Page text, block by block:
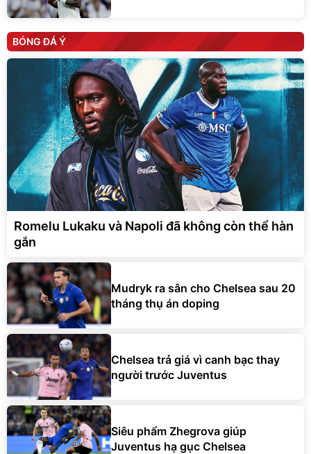
BÓNG ĐÁ Ý
Romelu Lukaku và Napoli đã không còn thể hàn
gắn
Mudryk ra sân cho Chelsea sau 20
tháng thụ án doping
Chelsea trả giá vì canh bạc thay
người trước Juventus
Siêu phẩm Zhegrova giúp
Juventus hạ gục Chelsea